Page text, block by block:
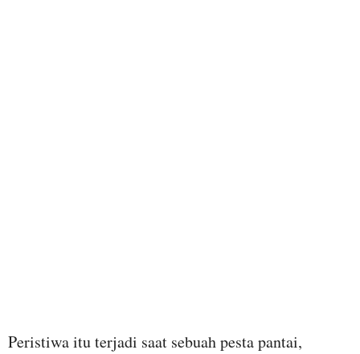
Peristiwa itu terjadi saat sebuah pesta pantai,